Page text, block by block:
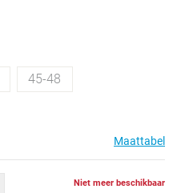
45-48
Maattabel
Niet meer beschikbaar